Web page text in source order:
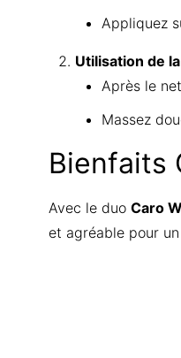
Appliquez
Utilisation de
Après le
Massez
Bienfaits
Avec le duo Caro
et agréable pour